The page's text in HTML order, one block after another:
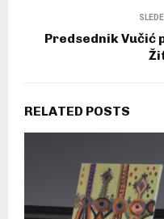
Predsednik Vučić
RELATED POSTS